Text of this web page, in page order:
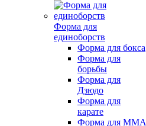
Форма для
единоборств
Форма для бокса
Форма для
борьбы
Форма для
Дзюдо
Форма для
карате
Форма для MMA